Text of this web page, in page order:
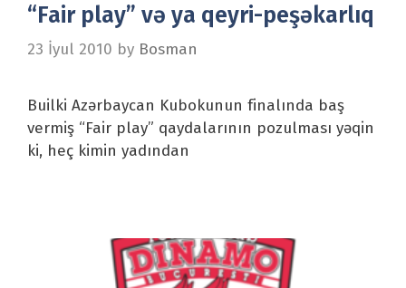
“Fair play” və ya qeyri-peşəkarlıq
23 İyul 2010 by Bosman
Builki Azərbaycan Kubokunun finalında baş
vermiş “Fair play” qaydalarının pozulması yəqin
ki, heç kimin yadından